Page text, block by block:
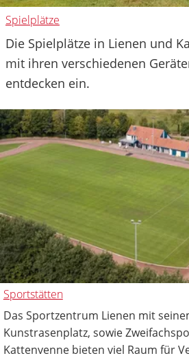
Spielplätze
Die Spielplätze in Lienen und
mit ihren verschiedenen
entdecken ein.
Sportstätten
Das Sportzentrum Lienen mit
Kunstrasenplatz, sowie
Kattenvenne bieten viel Raum für